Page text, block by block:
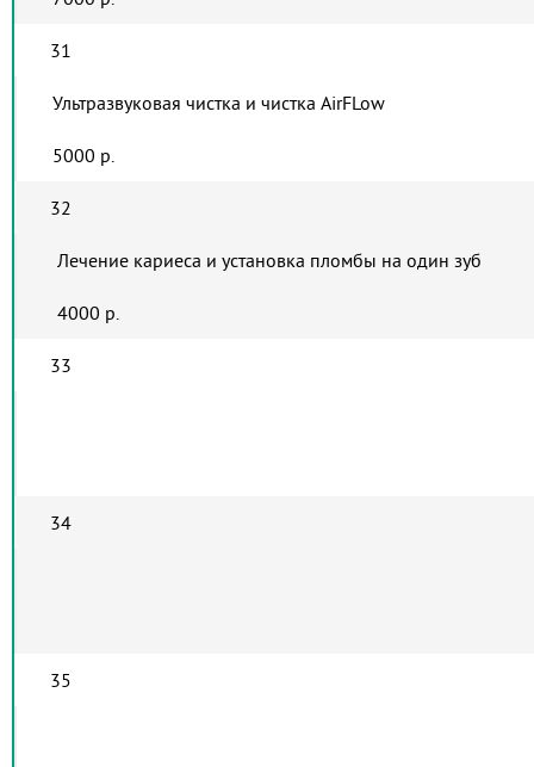
31
Ультразвуковая чистка и чистка AirFLow
5000 р.
32
Лечение кариеса и установка пломбы на один зуб
4000 р.
33
34
35